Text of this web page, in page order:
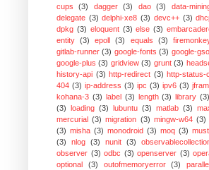
cups
(3) dagger (3) dao (3) data-
delegate (3) delphi-xe8 (3) devc++ (3)
dpkg (3) eloquent (3) else (3)
entity (3) epoll (3) equals (3)
gitlab-runner (3) google-fonts (3) google-
google-plus (3) gridview (3) grunt (3)
history-api (3) http-redirect (3) http-status-
404 (3) ip-address (3) ipc (3) ipv6 (3)
kohana-3 (3) label (3) length (3) library (3)
(3) loading (3) lubuntu (3) matlab (3)
mercurial (3) migration (3) mingw-w64 (3)
(3) misha (3) monodroid (3) moq (3)
(3)
nlog (3) nunit (3)
observer (3) odbc (3) openserver (3)
optional
(3) outofmemoryerror (3)